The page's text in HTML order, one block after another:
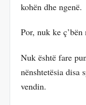
kohën dhe ngenë.
Por, nuk ke
Nuk është fare
nënshtetësia disa
vendin.